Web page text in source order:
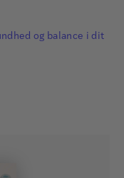
og balance i dit